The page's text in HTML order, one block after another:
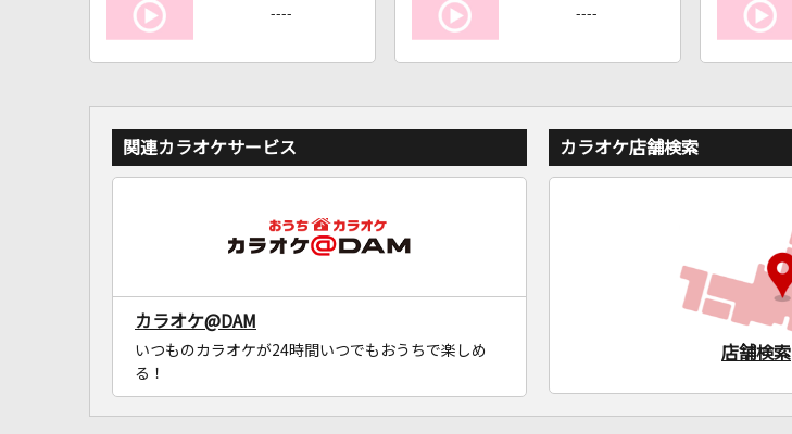
---- ----
関連カラオケサービス
カラオケ@DAM
いつものカラオケが24時間いつでもおうちで楽しめ
る！
カラオケ店舗検索
店舗検索